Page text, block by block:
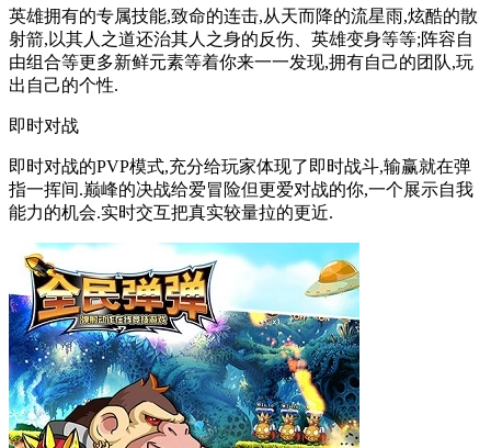
英雄拥有的专属技能,致命的连击,从天而降的流星雨,炫酷的散
射箭,以其人之道还治其人之身的反伤、英雄变身等等;阵容自
由组合等更多新鲜元素等着你来一一发现,拥有自己的团队,玩
出自己的个性.
即时对战
即时对战的PVP模式,充分给玩家体现了即时战斗,输赢就在弹
指一挥间.巅峰的决战给爱冒险但更爱对战的你,一个展示自我
能力的机会.实时交互把真实较量拉的更近.